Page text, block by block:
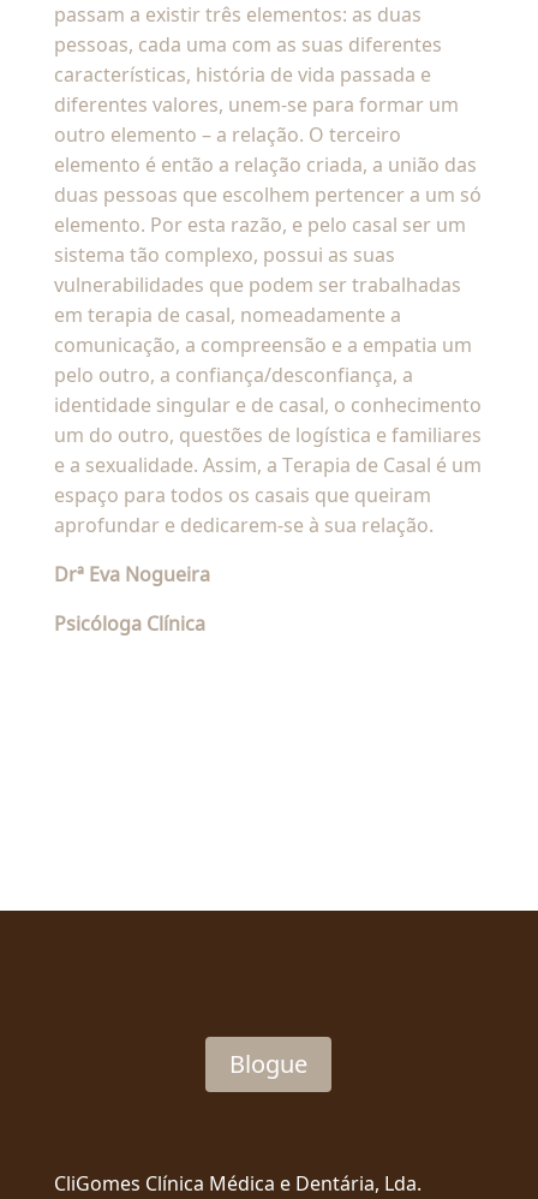
passam a existir três elementos: as duas
pessoas, cada uma com as suas diferentes
características, história de vida passada e
diferentes valores, unem-se para formar um
outro elemento – a relação. O terceiro
elemento é então a relação criada, a união das
duas pessoas que escolhem pertencer a um só
elemento. Por esta razão, e pelo casal ser um
sistema tão complexo, possui as suas
vulnerabilidades que podem ser trabalhadas
em terapia de casal, nomeadamente a
comunicação, a compreensão e a empatia um
pelo outro, a confiança/desconfiança, a
identidade singular e de casal, o conhecimento
um do outro, questões de logística e familiares
e a sexualidade. Assim, a Terapia de Casal é um
espaço para todos os casais que queiram
aprofundar e dedicarem-se à sua relação.
Drª Eva Nogueira
Psicóloga Clínica
Blogue
CliGomes Clínica Médica e Dentária, Lda.